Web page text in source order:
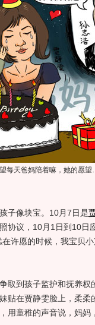
每天爸妈陪着嘛，她的愿
像块宝。10月7日是
协议，10月1日到10日
许愿的时候，我宝贝
到孩子监护和抚养权
贴在贾静雯脸上，柔
用童稚的声音说，妈